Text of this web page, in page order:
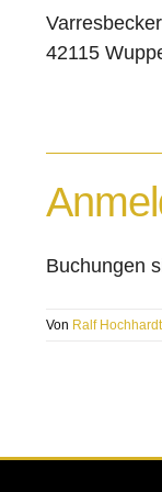
42115
Buchungen
Von Ralf Hochhardt